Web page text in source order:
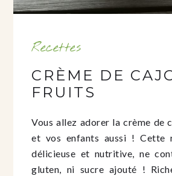
Recettes
CRÈME DE
FRUITS
Vous allez adorer la crème de
et vos enfants aussi ! Cette
délicieuse et nutritive, ne
gluten, ni sucre ajouté !